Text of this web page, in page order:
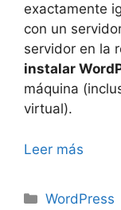
exactamente
con un
servidor en la
instalar
máquina
virtual).
Leer más
Categorías
WordPress